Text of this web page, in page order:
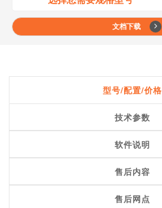
文档下载
型号/配置/价格
技术参数
软件说明
售后内容
售后网点